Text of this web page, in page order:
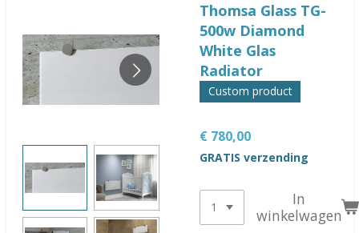
Thomsa Glass TG-
500w Diamond
White Glas
Radiator
Custom product
€ 780,00
GRATIS verzending
In
winkelwagen